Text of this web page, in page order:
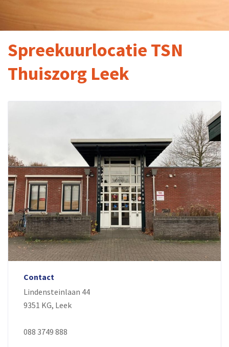
Spreekuurlocatie TSN
Thuiszorg Leek
Contact
Lindensteinlaan 44
9351 KG, Leek
088 3749 888